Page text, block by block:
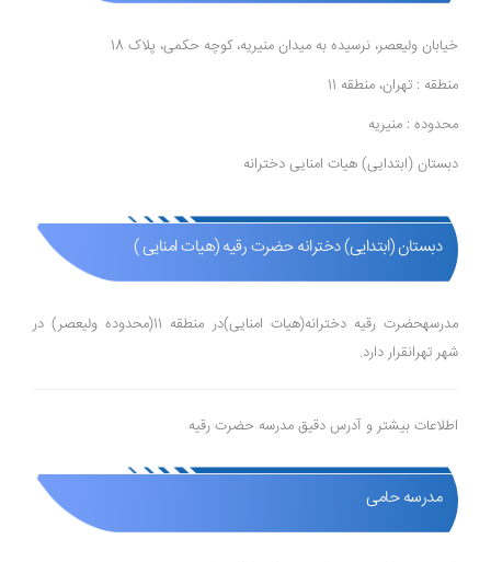
خیابان ولیعصر، نرسیده به میدان منیریه، کوچه حکمی، پلاک 18
منطقه : تهران، منطقه 11
محدوده : منیریه
دبستان (ابتدایی) هیات امنایی دخترانه
دبستان (ابتدایی) دخترانه حضرت رقیه (هیات امنایی )
مدرسهحضرت رقیه دخترانه(هیات امنایی)در منطقه 11(محدوده ولیعصر) در
شهر تهرانقرار دارد.
اطلاعات بیشتر و آدرس دقیق مدرسه حضرت رقیه
مدرسه حامی